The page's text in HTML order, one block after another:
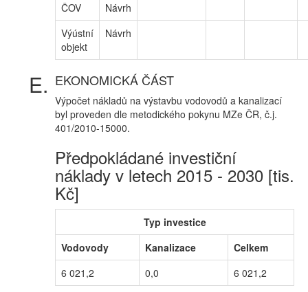
ČOV
Návrh
Výústní
objekt
Návrh
EKONOMICKÁ ČÁST
Výpočet nákladů na výstavbu vodovodů a kanalizací
byl proveden dle metodického pokynu MZe ČR, č.j.
401/2010-15000.
Předpokládané investiční
náklady v letech 2015 - 2030 [tis.
Kč]
Typ investice
Vodovody
Kanalizace
Celkem
6 021,2
0,0 6 021,2